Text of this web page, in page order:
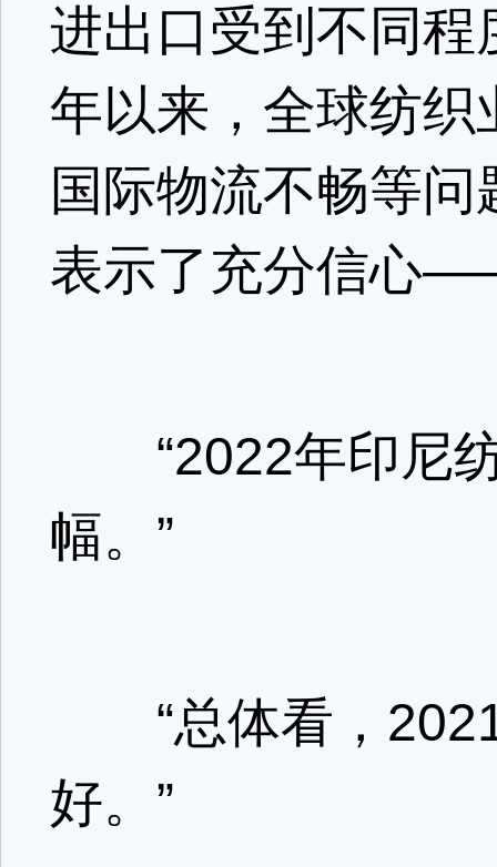
进出口受到不同
年以来，全球纺
国际物流不畅等
表示了充分信心
“2022年印尼纺
幅。”
“总体看，2021
好。”